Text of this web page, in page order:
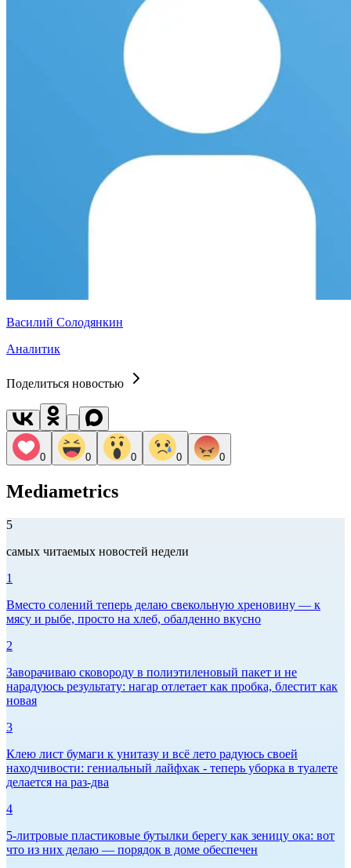
Василий Солодянкин
Аналитик
Поделиться новостью
0 0 0 0 0
Mediametrics
5
самых читаемых новостей недели
1
Вместо солений теперь делаю свекольную хреновину — к
мясу и рыбе, просто на хлеб, обалденно вкусно
2
Заворачиваю сковороду в полиэтиленовый пакет и не
нарадуюсь результату: нагар отлетает как пробка, блестит как
новая
3
Клею лист бумаги к унитазу и всё лето радуюсь своей
находчивости: гениальный лайфхак - теперь уборка в туалете
делается на раз-два
4
5-литровые пластиковые бутылки берегу как зеницу ока: вот
что из них делаю — порядок в доме обеспечен